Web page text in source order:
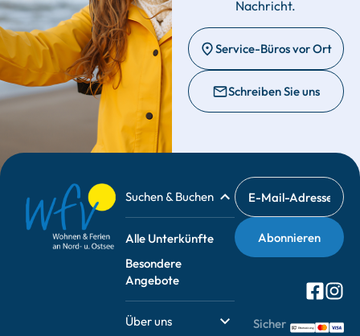
Nachricht.
Service-Büros vor Ort
Schreiben Sie uns
Suchen & Buchen
Alle Unterkünfte
Besondere
Angebote
Über uns
Sicher